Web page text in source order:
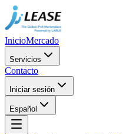
InicioMercado
Servicios
Contacto
Iniciar sesión
Español